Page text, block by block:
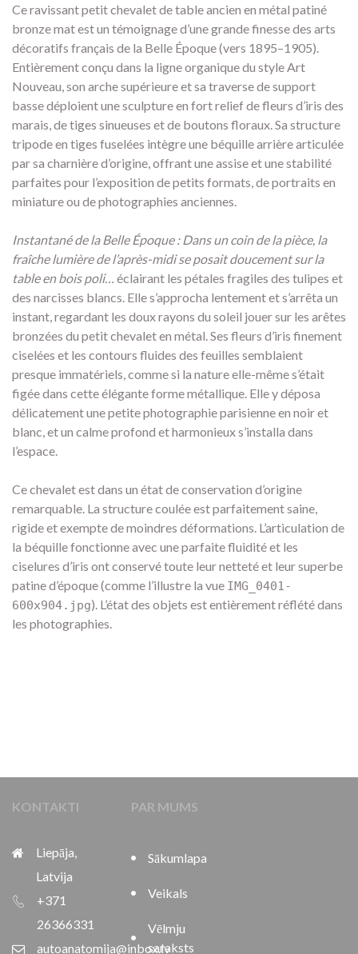
Ce ravissant petit chevalet de table ancien en métal patiné
bronze mat est un témoignage d’une grande finesse des arts
décoratifs français de la Belle Époque (vers 1895–1905).
Entièrement conçu dans la ligne organique du style Art
Nouveau, son arche supérieure et sa traverse de support
basse déploient une sculpture en fort relief de fleurs d’iris des
marais, de tiges sinueuses et de boutons floraux. Sa structure
tripode en tiges fuselées intègre une béquille arrière articulée
par sa charnière d’origine, offrant une assise et une stabilité
parfaites pour l’exposition de petits formats, de portraits en
miniature ou de photographies anciennes.
Instantané de la Belle Époque : Dans un coin de la pièce, la
fraîche lumière de l’après-midi se posait doucement sur la
table en bois poli…
éclairant les pétales fragiles des tulipes et
des narcisses blancs. Elle s’approcha lentement et s’arrêta un
instant, regardant les doux rayons du soleil jouer sur les arêtes
bronzées du petit chevalet en métal. Ses fleurs d’iris finement
ciselées et les contours fluides des feuilles semblaient
presque immatériels, comme si la nature elle-même s’était
figée dans cette élégante forme métallique. Elle y déposa
délicatement une petite photographie parisienne en noir et
blanc, et un calme profond et harmonieux s’installa dans
l’espace.
Ce chevalet est dans un état de conservation d’origine
remarquable. La structure coulée est parfaitement saine,
rigide et exempte de moindres déformations. L’articulation de
la béquille fonctionne avec une parfaite fluidité et les
ciselures d’iris ont conservé toute leur netteté et leur superbe
patine d’époque (comme l’illustre la vue IMG_0401-
600x904.jpg). L’état des objets est entièrement réflété dans
les photographies.
KONTAKTI
Liepāja,
Latvija
+371
26366331
autoanatomija@inbox.lv
PAR MUMS
Sākumlapa
Veikals
Vēlmju
saraksts